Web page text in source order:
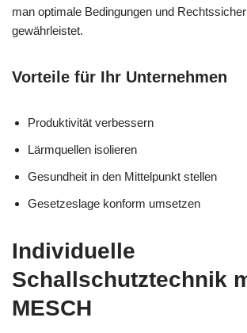
man optimale Bedingungen und
gewährleistet.
Vorteile für Ihr Unternehmen
Produktivität verbessern
Lärmquellen isolieren
Gesundheit in den Mittelpunkt stellen
Gesetzeslage konform umsetzen
Individuelle
Schallschutztechnik
MESCH